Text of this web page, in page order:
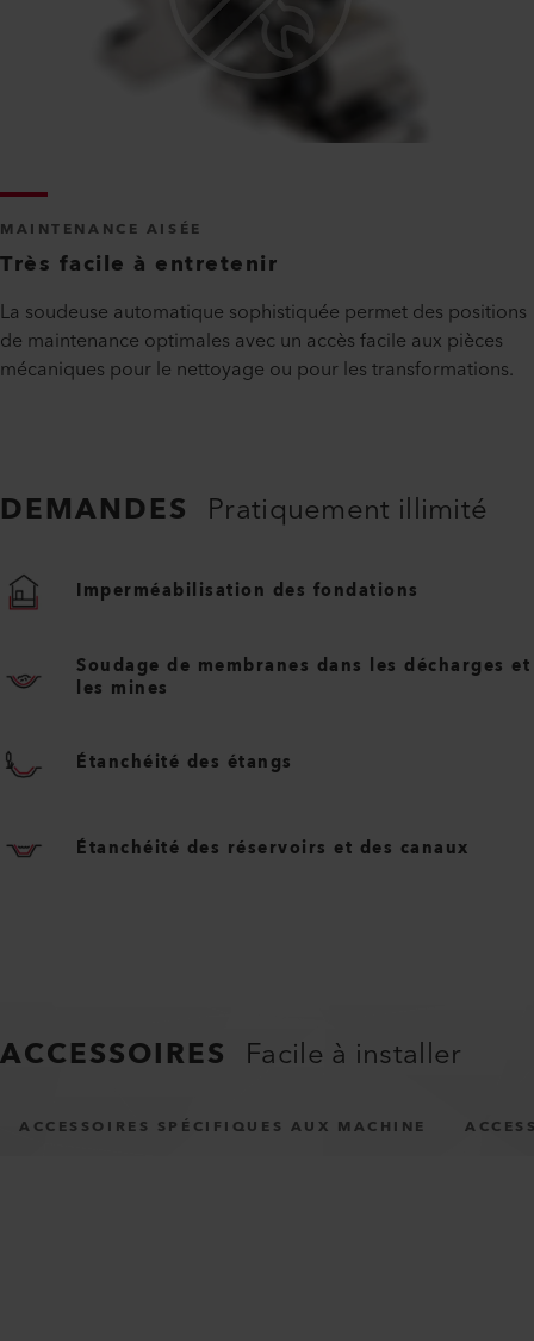
MAINTENANCE AISÉE
Très facile à entretenir
La soudeuse automatique sophistiquée permet des positions
de maintenance optimales avec un accès facile aux pièces
mécaniques pour le nettoyage ou pour les transformations.
DEMANDES Pratiquement illimité
Imperméabilisation des fondations
Soudage de membranes dans les décharges et
les mines
Étanchéité des étangs
Étanchéité des réservoirs et des canaux
ACCESSOIRES Facile à installer
ACCESSOIRES SPÉCIFIQUES AUX MACHINE